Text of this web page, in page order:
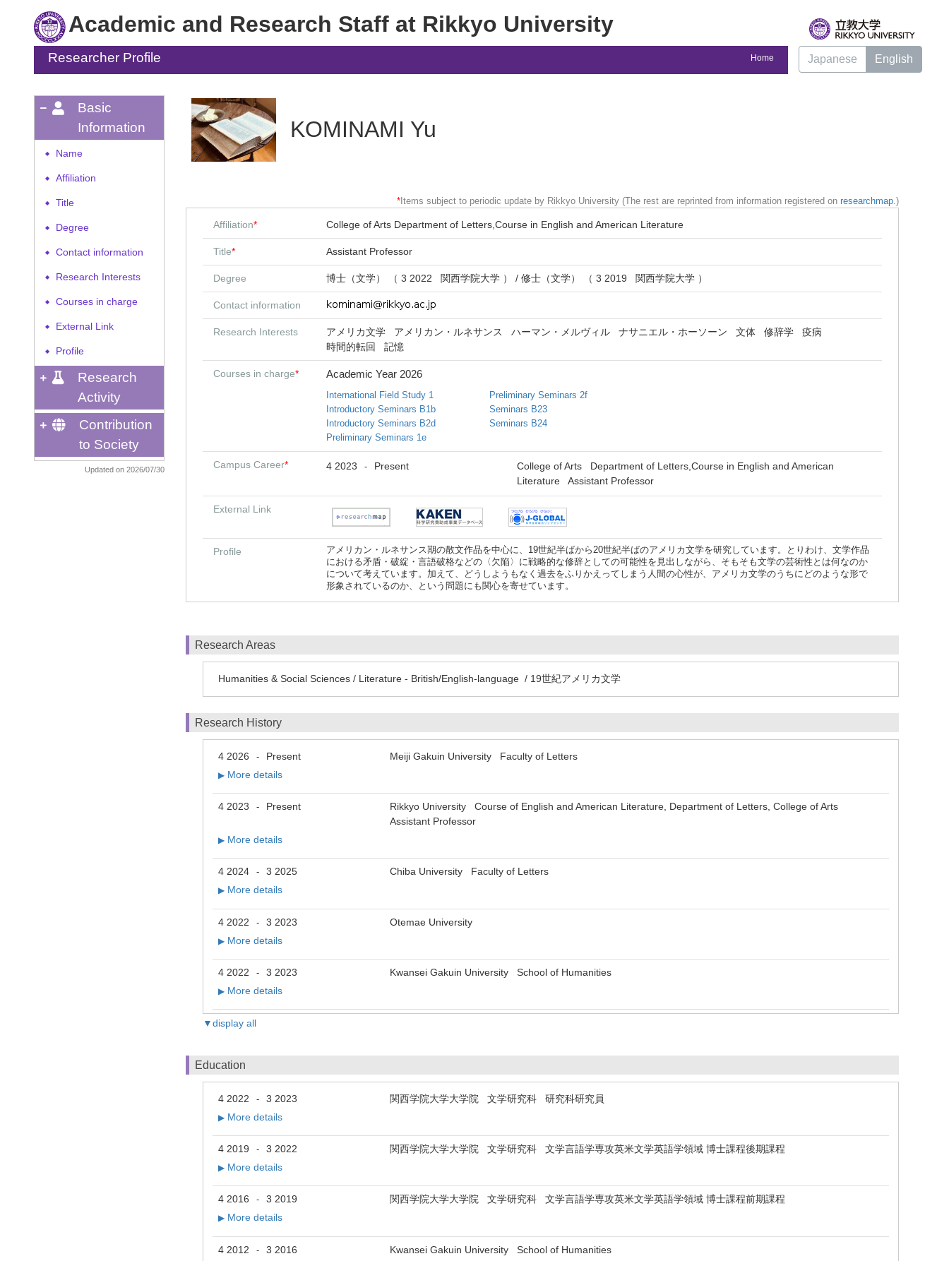
Academic and Research Staff at Rikkyo University
Researcher Profile Home Japanese English
Basic
Information
◆ Name
◆ Affiliation
◆ Title
◆ Degree
◆ Contact information
◆ Research Interests
◆ Courses in charge
◆ External Link
◆ Profile
Research
Activity
Contribution
to Society
Updated on 2026/07/30
KOMINAMI Yu
* Items subject to periodic update by Rikkyo University (The rest are reprinted from information registered on researchmap.)
Affiliation* College of Arts Department of Letters,Course in English and American Literature
Title* Assistant Professor
Degree 博士（文学） （ 3 2022 関西学院大学 ） / 修士（文学） （ 3 2019 関西学院大学 ）
Contact information
Research Interests アメリカ文学 アメリカン・ルネサンス ハーマン・メルヴィル ナサニエル・ホーソーン 文体 修辞学
疫病
時間的転回
記憶
Courses in charge* Academic Year 2026
International Field Study 1
Introductory Seminars B1b
Introductory Seminars B2d
Preliminary Seminars 1e
Preliminary Seminars 2f
Seminars B23
Seminars B24
Campus Career* 4 2023 - Present
College of Arts Department of Letters,Course in English and American
Literature Assistant Professor
External Link
Profile
アメリカン・ルネサンス期の散文作品を中心に、19世紀半ばから20世紀半ばのアメリカ文学を研究しています。とりわけ、文学作品
における矛盾・破綻・言語破格などの〈欠陥〉に戦略的な修辞としての可能性を見出しながら、そもそも文学の芸術性とは何なのか
について考えています。加えて、どうしようもなく過去をふりかえってしまう人間の心性が、アメリカ文学のうちにどのような形で
形象されているのか、という問題にも関心を寄せています。
Research Areas
Humanities & Social Sciences / Literature - British/English-language / 19世紀アメリカ文学
Research History
4 2026 - Present Meiji Gakuin University Faculty of Letters
▶ More details
4 2023 - Present
Rikkyo University Course of English and American Literature, Department of Letters, College of Arts
Assistant Professor
▶ More details
4 2024 - 3 2025 Chiba University Faculty of Letters
▶ More details
4 2022 - 3 2023 Otemae University
▶ More details
4 2022 - 3 2023 Kwansei Gakuin University School of Humanities
▶ More details
▼display all
Education
4 2022 - 3 2023 関西学院大学大学院 文学研究科 研究科研究員
▶ More details
4 2019 - 3 2022 関西学院大学大学院 文学研究科 文学言語学専攻英米文学英語学領域 博士課程後期課程
▶ More details
4 2016 - 3 2019 関西学院大学大学院 文学研究科 文学言語学専攻英米文学英語学領域 博士課程前期課程
▶ More details
4 2012 - 3 2016 Kwansei Gakuin University School of Humanities